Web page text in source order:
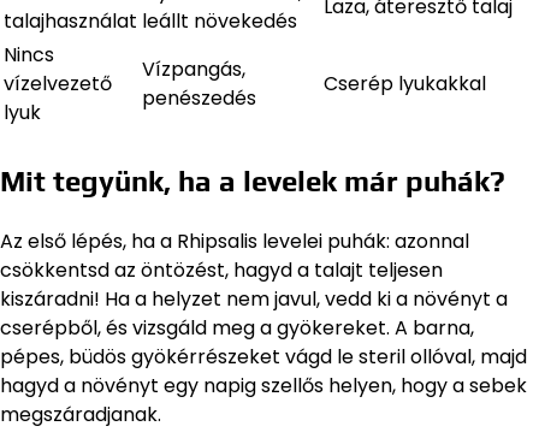
talajhasználat leállt növekedés
Laza, áteresztő talaj
Nincs
vízelvezető
lyuk
Vízpangás,
penészedés
Cserép lyukakkal
Mit tegyünk, ha a levelek már puhák?
Az első lépés, ha a Rhipsalis levelei puhák: azonnal
csökkentsd az öntözést, hagyd a talajt teljesen
kiszáradni! Ha a helyzet nem javul, vedd ki a növényt a
cserépből, és vizsgáld meg a gyökereket. A barna,
pépes, büdös gyökérrészeket vágd le steril ollóval, majd
hagyd a növényt egy napig szellős helyen, hogy a sebek
megszáradjanak.